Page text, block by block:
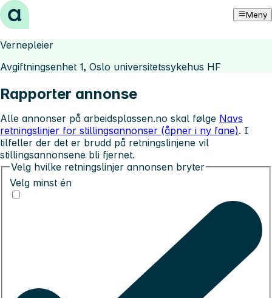
Hopp til innhold Meny
Vernepleier
Avgiftningsenhet 1, Oslo universitetssykehus HF
Rapporter annonse
Alle annonser på arbeidsplassen.no skal følge Navs
retningslinjer for stillingsannonser (åpner i ny fane). I
tilfeller der det er brudd på retningslinjene vil
stillingsannonsene bli fjernet.
Velg hvilke retningslinjer annonsen bryter
Velg minst én